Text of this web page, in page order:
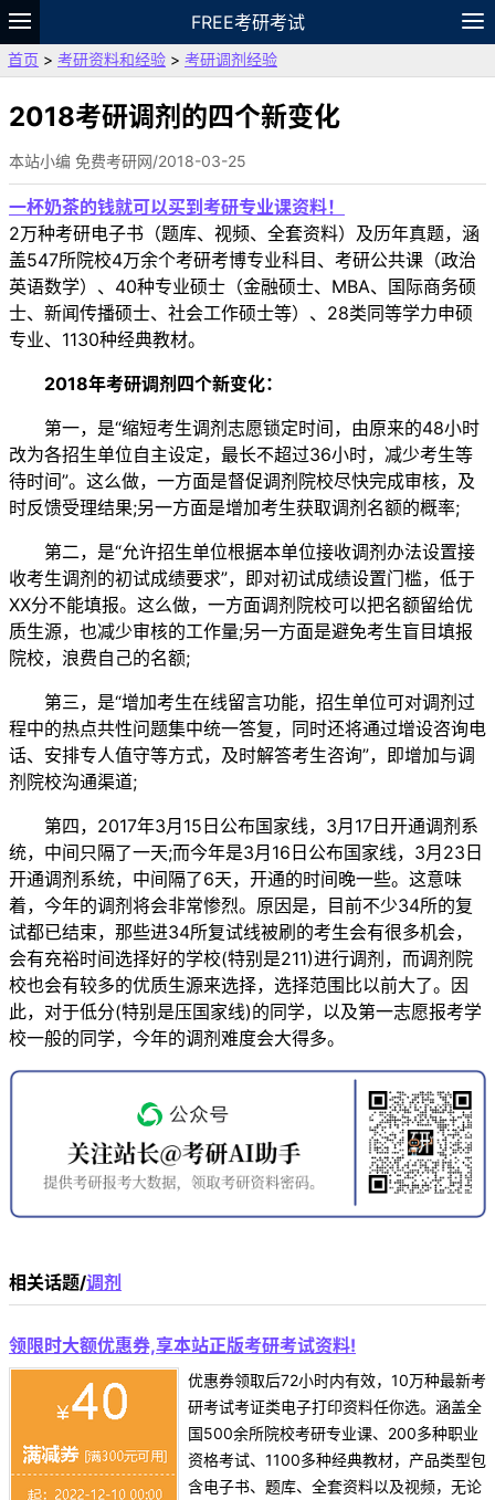
FREE考研考试
题库
故事 专题 APP
VIP
资料
首页 > 考研资料和经验 > 考研调剂经验
2018考研调剂的四个新变化
本站小编 免费考研网/2018-03-25
一杯奶茶的钱就可以买到考研专业课资料！
2万种考研电子书（题库、视频、全套资料）及历年真题，涵
盖547所院校4万余个考研考博专业科目、考研公共课（政治
英语数学）、40种专业硕士（金融硕士、MBA、国际商务硕
士、新闻传播硕士、社会工作硕士等）、28类同等学力申硕
专业、1130种经典教材。
2018年考研调剂​四个新变化：
第一，是“缩短考生调剂志愿锁定时间，由原来的48小时
改为各招生单位自主设定，最长不超过36小时，减少考生等
待时间”。这么做，一方面是督促调剂院校尽快完成审核，及
时反馈受理结果;另一方面是增加考生获取调剂名额的概率;
第二，是“允许招生单位根据本单位接收调剂办法设置接
收考生调剂的初试成绩要求”，即对初试成绩设置门槛，低于
XX分不能填报。这么做，一方面调剂院校可以把名额留给优
质生源，也减少审核的工作量;另一方面是避免考生盲目填报
院校，浪费自己的名额;
第三，是“增加考生在线留言功能，招生单位可对调剂过
程中的热点共性问题集中统一答复，同时还将通过增设咨询电
话、安排专人值守等方式，及时解答考生咨询”，即增加与调
剂院校沟通渠道;
第四，2017年3月15日公布国家线，3月17日开通调剂系
统，中间只隔了一天;而今年是3月16日公布国家线，3月23日
开通调剂系统，中间隔了6天，开通的时间晚一些。这意味
着，今年的调剂将会非常惨烈。原因是，目前不少34所的复
试都已结束，那些进34所复试线被刷的考生会有很多机会，
会有充裕时间选择好的学校(特别是211)进行调剂，而调剂院
校也会有较多的优质生源来选择，选择范围比以前大了。因
此，对于低分(特别是压国家线)的同学，以及第一志愿报考学
校一般的同学，今年的调剂难度会大得多。
相关话题/调剂
领限时大额优惠券,享本站正版考研考试资料!
优惠券领取后72小时内有效，10万种最新考
研考试考证类电子打印资料任你选。涵盖全
国500余所院校考研专业课、200多种职业
资格考试、1100多种经典教材，产品类型包
含电子书、题库、全套资料以及视频，无论